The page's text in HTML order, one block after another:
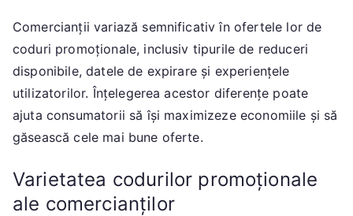
Comercianții variază semnificativ în ofertele lor de
coduri promoționale, inclusiv tipurile de reduceri
disponibile, datele de expirare și experiențele
utilizatorilor. Înțelegerea acestor diferențe poate
ajuta consumatorii să își maximizeze economiile și să
găsească cele mai bune oferte.
Varietatea codurilor promoționale
ale comercianților